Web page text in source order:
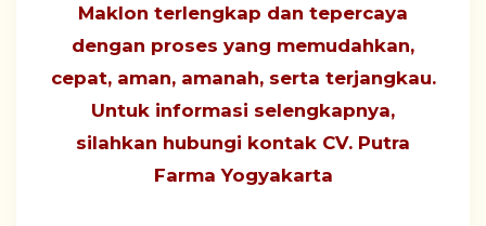
Maklon terlengkap dan tepercaya
dengan proses yang memudahkan,
cepat, aman, amanah, serta terjangkau.
Untuk informasi selengkapnya,
silahkan hubungi kontak CV. Putra
Farma Yogyakarta